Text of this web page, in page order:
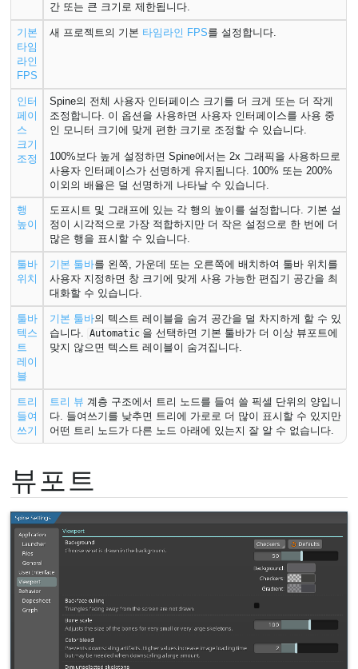
간 또는 큰 크기로 제한됩니다.
기본
타임
라인
FPS
새 프로젝트의 기본 타임라인 FPS를 설정합니다.
인터
페이
스
크기
조정
Spine의 전체 사용자 인터페이스 크기를 더 크게 또는 더 작게
조정합니다. 이 옵션을 사용하면 사용자 인터페이스를 사용 중
인 모니터 크기에 맞게 편한 크기로 조정할 수 있습니다.
100%보다 높게 설정하면 Spine에서는 2x 그래픽을 사용하므로
사용자 인터페이스가 선명하게 유지됩니다. 100% 또는 200%
이외의 배율은 덜 선명하게 나타날 수 있습니다.
행
높이
도프시트 및 그래프에 있는 각 행의 높이를 설정합니다. 기본 설
정이 시각적으로 가장 적합하지만 더 작은 설정으로 한 번에 더
많은 행을 표시할 수 있습니다.
툴바
위치
기본 툴바를 왼쪽, 가운데 또는 오른쪽에 배치하여 툴바 위치를
사용자 지정하면 창 크기에 맞게 사용 가능한 편집기 공간을 최
대화할 수 있습니다.
툴바
텍스
트
레이
블
기본 툴바의 텍스트 레이블을 숨겨 공간을 덜 차지하게 할 수 있
습니다. Automatic 을 선택하면 기본 툴바가 더 이상 뷰포트에
맞지 않으면 텍스트 레이블이 숨겨집니다.
트리
들여
쓰기
트리 뷰 계층 구조에서 트리 노드를 들여 쓸 픽셀 단위의 양입니
다. 들여쓰기를 낮추면 트리에 가로로 더 많이 표시할 수 있지만
어떤 트리 노드가 다른 노드 아래에 있는지 잘 알 수 없습니다.
뷰포트